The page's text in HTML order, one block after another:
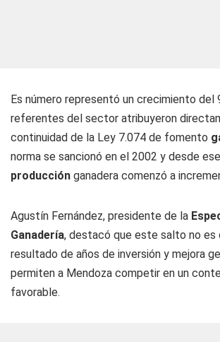
Es número representó un crecimiento del
referentes del sector atribuyeron
continuidad de la Ley 7.074 de fomento
norma se sancionó en el 2002 y desde
producción ganadera comenzó a
Agustín Fernández, presidente de la
Ganadería, destacó que este salto no es
resultado de años de inversión y mejora
permiten a Mendoza competir en un
favorable.